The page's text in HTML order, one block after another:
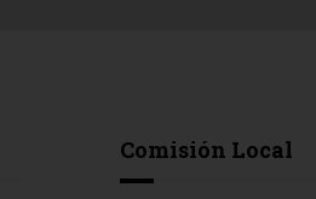
Comisión Local